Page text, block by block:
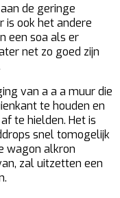
de geringe
is ook het andere
een soa als er
net zo goed zijn
van a a a muur die
te houden en
te hielden. Het is
snel tomogelijk
wagon alkron
zal uitzetten een